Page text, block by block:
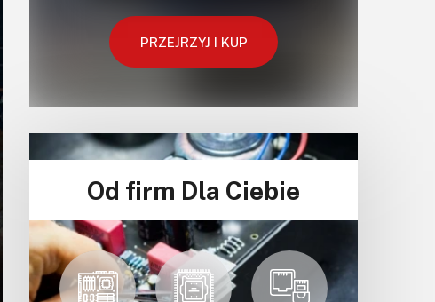
PRZEJRZYJ I KUP
Od firm Dla Ciebie